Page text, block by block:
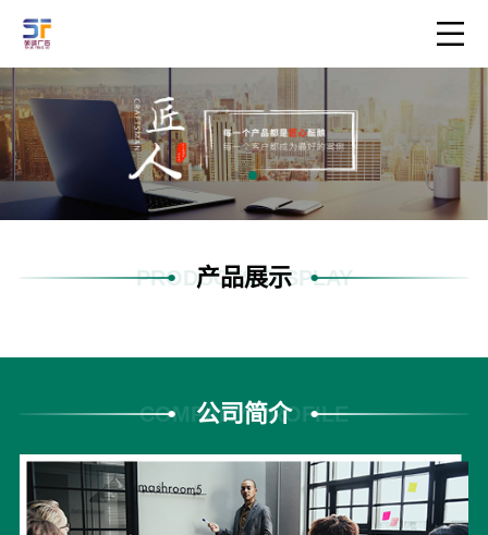
产品展示
PRODUCTS DISPLAY
公司简介
COMPANY PROFILE